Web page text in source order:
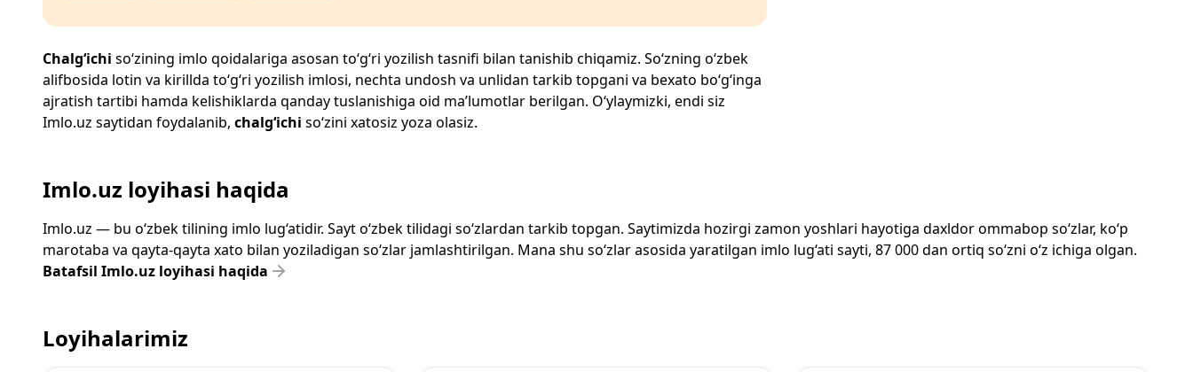
Chalg‘ichi so‘zining imlo qoidalariga asosan to‘g‘ri yozilish tasnifi bilan tanishib chiqamiz. So‘zning o‘zbek
alifbosida lotin va kirillda to‘g‘ri yozilish imlosi, nechta undosh va unlidan tarkib topgani va bexato bo‘g‘inga
ajratish tartibi hamda kelishiklarda qanday tuslanishiga oid ma’lumotlar berilgan. O‘ylaymizki, endi siz
Imlo.uz saytidan foydalanib, chalg‘ichi so‘zini xatosiz yoza olasiz.
Imlo.uz loyihasi haqida
Imlo.uz — bu o‘zbek tilining imlo lug‘atidir. Sayt o‘zbek tilidagi so‘zlardan tarkib topgan. Saytimizda hozirgi zamon yoshlari hayotiga daxldor ommabop so‘zlar, ko‘p
marotaba va qayta-qayta xato bilan yoziladigan so‘zlar jamlashtirilgan. Mana shu so‘zlar asosida yaratilgan imlo lug‘ati sayti, 87 000 dan ortiq so‘zni o‘z ichiga olgan.
Batafsil Imlo.uz loyihasi haqida
Loyihalarimiz